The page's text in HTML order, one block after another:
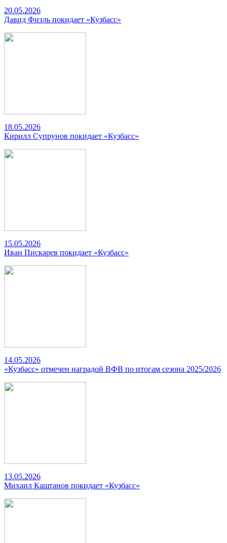
20.05.2026
Давид Фиэль покидает «Кузбасс»
18.05.2026
Кирилл Супрунов покидает «Кузбасс»
15.05.2026
Иван Пискарев покидает «Кузбасс»
14.05.2026
«Кузбасс» отмечен наградой ВФВ по итогам сезона 2025/2026
13.05.2026
Михаил Каштанов покидает «Кузбасс»